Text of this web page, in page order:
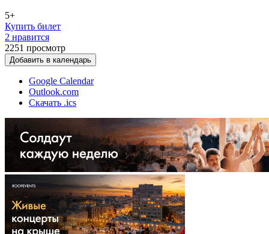
5+
Купить билет
2 нравится
2251 просмотр
Добавить в календарь
Google Calendar
Outlook.com
Скачать .ics